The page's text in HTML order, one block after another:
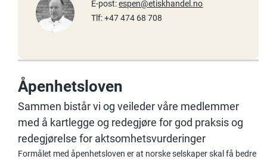
E-post:espen@etiskhandel.no
Tlf: +47 474 68 708
Åpenhetsloven
Sammen bistår vi og veileder våre medlemmer
med å kartlegge og redegjøre for god praksis og
redegjørelse for aktsomhetsvurderinger
Formålet med åpenhetsloven er at norske selskaper skal få bedre